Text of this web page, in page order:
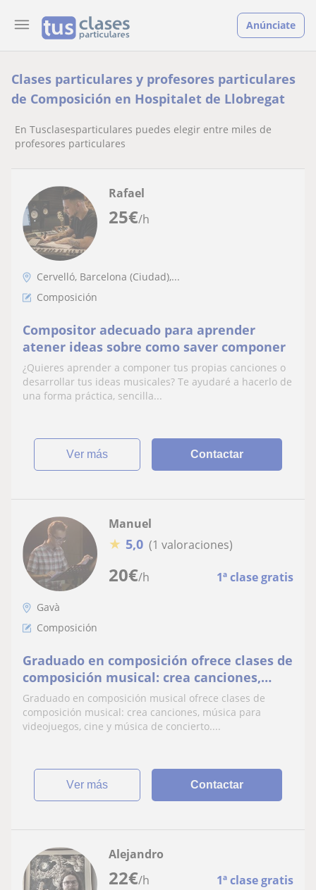
Anúnciate
Clases particulares y profesores particulares
de Composición en Hospitalet de Llobregat
En Tusclasesparticulares puedes elegir entre miles de
profesores particulares
25€/h
Rafael
Cervelló, Barcelona (Ciudad),...
Composición
Compositor adecuado para aprender
atener ideas sobre como saver componer
¿Quieres aprender a componer tus propias canciones o
desarrollar tus ideas musicales? Te ayudaré a hacerlo de
una forma práctica, sencilla...
ver más Contactar
20€/h 1ª clase gratis
Manuel
★ 5,0 (1 valoraciones)
Gavà
Composición
Graduado en composición ofrece clases de
composición musical: crea canciones,
música para videojuegos, cine y música de
concierto
Graduado en composición musical ofrece clases de
composición musical: crea canciones, música para
videojuegos, cine y música de concierto....
ver más Contactar
22€/h 1ª clase gratis
Alejandro